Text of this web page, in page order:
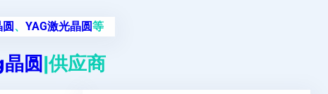
、 YAG激光晶圆等
圆|供应商